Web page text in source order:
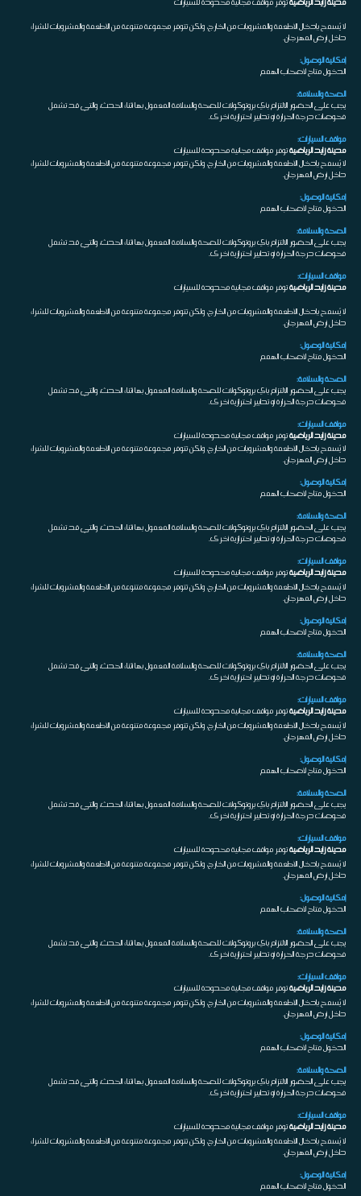
لا يُسمح بإدخال الأطعمة والمشروبات من الخارج، ولكن تتوفر مجموعة متنوعة من الأطعمة والمشروبات للشراء
داخل أرض المهرجان.
إمكانية الوصول:
الدخول متاح لأصحاب الهمم
الصحة والسلامة:
يجب على الحضور الالتزام بأي بروتوكولات للصحة والسلامة المعمول بها أثناء الحدث، والتي قد تشمل
فحوصات درجة الحرارة أو تدابير احترازية أخرى.
مواقف السيارات:
مدينة زايد الرياضيةتوفر مواقف مجانية محدودة للسيارات
لا يُسمح بإدخال الأطعمة والمشروبات من الخارج، ولكن تتوفر مجموعة متنوعة من الأطعمة والمشروبات للشراء
داخل أرض المهرجان.
إمكانية الوصول:
الدخول متاح لأصحاب الهمم
الصحة والسلامة:
يجب على الحضور الالتزام بأي بروتوكولات للصحة والسلامة المعمول بها أثناء الحدث، والتي قد تشمل
فحوصات درجة الحرارة أو تدابير احترازية أخرى.
مواقف السيارات:
مدينة زايد الرياضيةتوفر مواقف مجانية محدودة للسيارات
لا يُسمح بإدخال الأطعمة والمشروبات من الخارج، ولكن تتوفر مجموعة متنوعة من الأطعمة والمشروبات للشراء
داخل أرض المهرجان.
إمكانية الوصول:
الدخول متاح لأصحاب الهمم
الصحة والسلامة:
يجب على الحضور الالتزام بأي بروتوكولات للصحة والسلامة المعمول بها أثناء الحدث، والتي قد تشمل
فحوصات درجة الحرارة أو تدابير احترازية أخرى.
مواقف السيارات:
مدينة زايد الرياضيةتوفر مواقف مجانية محدودة للسيارات
لا يُسمح بإدخال الأطعمة والمشروبات من الخارج، ولكن تتوفر مجموعة متنوعة من الأطعمة والمشروبات للشراء
داخل أرض المهرجان.
إمكانية الوصول:
الدخول متاح لأصحاب الهمم
الصحة والسلامة:
يجب على الحضور الالتزام بأي بروتوكولات للصحة والسلامة المعمول بها أثناء الحدث، والتي قد تشمل
فحوصات درجة الحرارة أو تدابير احترازية أخرى.
مواقف السيارات:
مدينة زايد الرياضيةتوفر مواقف مجانية محدودة للسيارات
لا يُسمح بإدخال الأطعمة والمشروبات من الخارج، ولكن تتوفر مجموعة متنوعة من الأطعمة والمشروبات للشراء
داخل أرض المهرجان.
إمكانية الوصول:
الدخول متاح لأصحاب الهمم
الصحة والسلامة:
يجب على الحضور الالتزام بأي بروتوكولات للصحة والسلامة المعمول بها أثناء الحدث، والتي قد تشمل
فحوصات درجة الحرارة أو تدابير احترازية أخرى.
مواقف السيارات:
مدينة زايد الرياضيةتوفر مواقف مجانية محدودة للسيارات
لا يُسمح بإدخال الأطعمة والمشروبات من الخارج، ولكن تتوفر مجموعة متنوعة من الأطعمة والمشروبات للشراء
داخل أرض المهرجان.
إمكانية الوصول:
الدخول متاح لأصحاب الهمم
الصحة والسلامة:
يجب على الحضور الالتزام بأي بروتوكولات للصحة والسلامة المعمول بها أثناء الحدث، والتي قد تشمل
فحوصات درجة الحرارة أو تدابير احترازية أخرى.
مواقف السيارات:
مدينة زايد الرياضيةتوفر مواقف مجانية محدودة للسيارات
لا يُسمح بإدخال الأطعمة والمشروبات من الخارج، ولكن تتوفر مجموعة متنوعة من الأطعمة والمشروبات للشراء
داخل أرض المهرجان.
إمكانية الوصول:
الدخول متاح لأصحاب الهمم
الصحة والسلامة:
يجب على الحضور الالتزام بأي بروتوكولات للصحة والسلامة المعمول بها أثناء الحدث، والتي قد تشمل
فحوصات درجة الحرارة أو تدابير احترازية أخرى.
مواقف السيارات:
مدينة زايد الرياضيةتوفر مواقف مجانية محدودة للسيارات
لا يُسمح بإدخال الأطعمة والمشروبات من الخارج، ولكن تتوفر مجموعة متنوعة من الأطعمة والمشروبات للشراء
داخل أرض المهرجان.
إمكانية الوصول:
الدخول متاح لأصحاب الهمم
الصحة والسلامة:
يجب على الحضور الالتزام بأي بروتوكولات للصحة والسلامة المعمول بها أثناء الحدث، والتي قد تشمل
فحوصات درجة الحرارة أو تدابير احترازية أخرى.
مواقف السيارات:
مدينة زايد الرياضيةتوفر مواقف مجانية محدودة للسيارات
لا يُسمح بإدخال الأطعمة والمشروبات من الخارج، ولكن تتوفر مجموعة متنوعة من الأطعمة والمشروبات للشراء
داخل أرض المهرجان.
إمكانية الوصول:
الدخول متاح لأصحاب الهمم